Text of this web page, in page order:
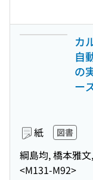
カ
自
の
ー
紙 図書
綱島均, 橋本雅
<M131-M92>